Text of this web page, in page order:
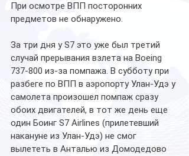
При осмотре ВПП посторонних
предметов не обнаружено.
За три дня у S7 это уже был третий
случай прерывания взлета на Boeing
737-800 из-за помпажа. В субботу при
разбеге по ВПП в аэропорту Улан-Удэ у
самолета произошел помпаж сразу
обоих двигателей, в тот же день еще
один Боинг S7 Airlines (прилетевший
накануне из Улан-Удэ) не смог
вылететь в Анталью из Домодедово